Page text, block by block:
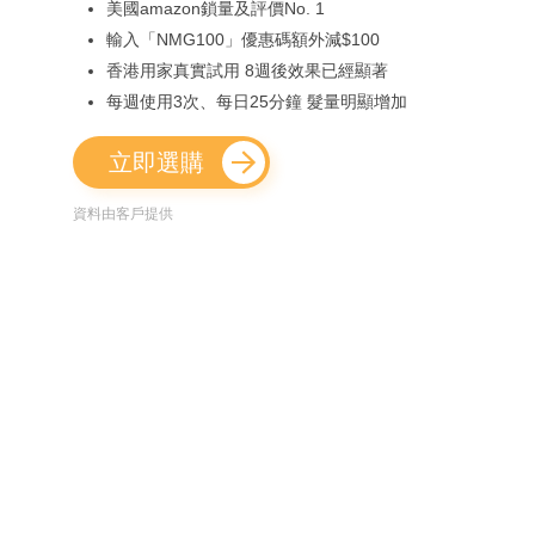
美國amazon鎖量及評價No. 1
輸入「NMG100」優惠碼額外減$100
香港用家真實試用 8週後效果已經顯著
每週使用3次、每日25分鐘 髮量明顯增加
立即選購
資料由客戶提供